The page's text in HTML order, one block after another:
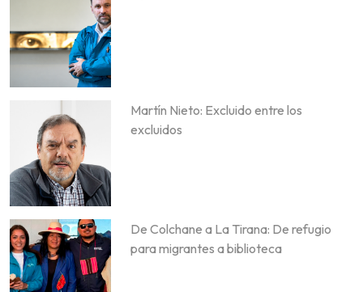
Martín Nieto: Excluido entre los
excluidos
De Colchane a La Tirana: De refugio
para migrantes a biblioteca